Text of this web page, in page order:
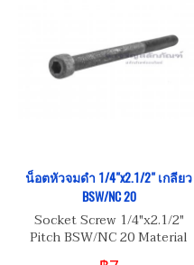
น็อตหัวจมดำ 1/4"x2.1/2" เกลียว
BSW/NC 20
Socket Screw 1/4"x2.1/2"
Pitch BSW/NC 20 Material
Steel เหล็กแข็งมาตรฐาน 8.8